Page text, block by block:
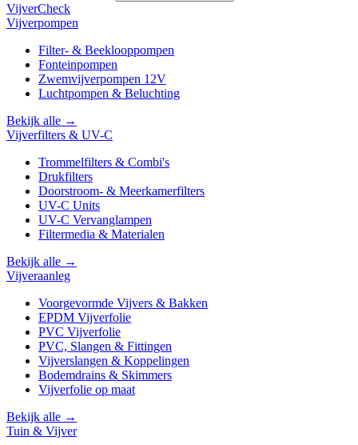
VijverCheck
Vijverpompen
Filter- & Beeklooppompen
Fonteinpompen
Zwemvijverpompen 12V
Luchtpompen & Beluchting
Bekijk alle →
Vijverfilters & UV-C
Trommelfilters & Combi's
Drukfilters
Doorstroom- & Meerkamerfilters
UV-C Units
UV-C Vervanglampen
Filtermedia & Materialen
Bekijk alle →
Vijveraanleg
Voorgevormde Vijvers & Bakken
EPDM Vijverfolie
PVC Vijverfolie
PVC, Slangen & Fittingen
Vijverslangen & Koppelingen
Bodemdrains & Skimmers
Vijverfolie op maat
Bekijk alle →
Tuin & Vijver